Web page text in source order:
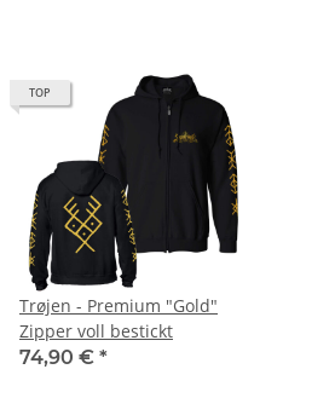
TOP
Trøjen - Premium "Gold"
Zipper voll bestickt
74,90 € *